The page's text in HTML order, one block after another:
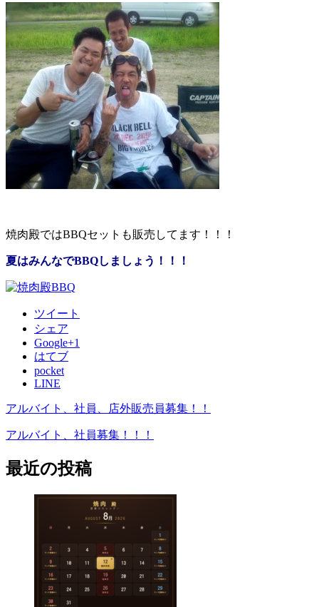
焼肉殿ではBBQセットも販売してます！！！
夏はみんなでBBQしましょう！！！
ツイート
シェア
Google+1
はてブ
pocket
LINE
アルバイト、社員、店外販売員募集！！
アルバイト、社員募集！！！
最近の投稿